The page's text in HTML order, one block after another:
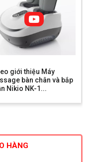
giới thiệu Máy
bàn chân và bắp
Nikio NK-1...
HÀNG